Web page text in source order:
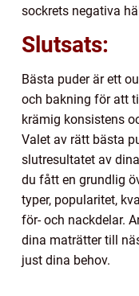
sockrets negativa
Slutsats:
Bästa puder är ett
och bakning för att
krämig konsistens
Valet av rätt bästa
slutresultatet av
du fått en grundlig
typer, popularitet,
för- och nackdelar.
dina maträtter till
just dina behov.